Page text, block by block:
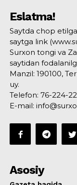
Eslatma!
Saytda chop
saytga link
Surxon tongi va
saytidan
Manzil: 190100,
uy.
Telefon: 76-224-
E-mail:
Asosiy